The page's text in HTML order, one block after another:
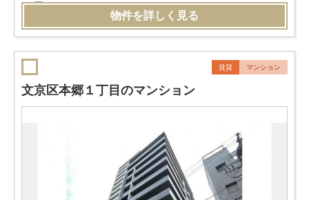
物件を詳しく見る
賃貸 マンション
文京区本郷１丁目のマンション